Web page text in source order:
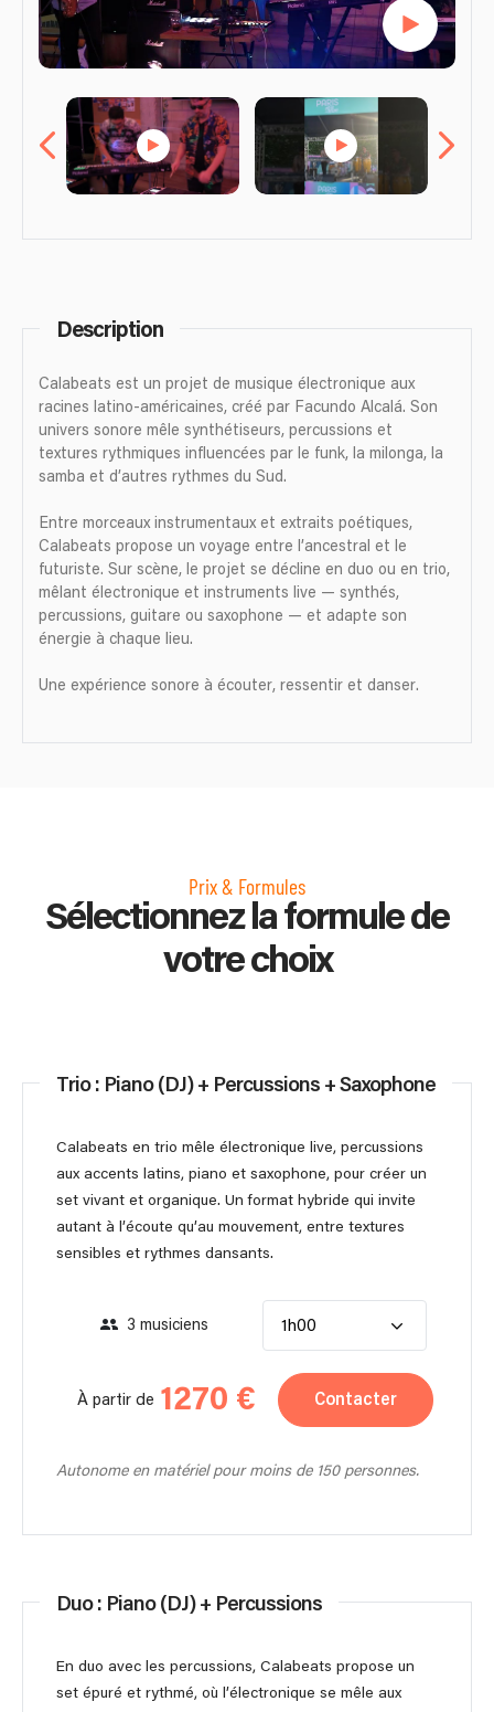
Description
Calabeats est un projet de musique électronique aux
racines latino-américaines, créé par Facundo Alcalá. Son
univers sonore mêle synthétiseurs, percussions et
textures rythmiques influencées par le funk, la milonga, la
samba et d’autres rythmes du Sud.
Entre morceaux instrumentaux et extraits poétiques,
Calabeats propose un voyage entre l’ancestral et le
futuriste. Sur scène, le projet se décline en duo ou en trio,
mêlant électronique et instruments live — synthés,
percussions, guitare ou saxophone — et adapte son
énergie à chaque lieu.
Une expérience sonore à écouter, ressentir et danser.
Prix & Formules
Sélectionnez la formule de
votre choix
Trio : Piano (DJ) + Percussions + Saxophone
Calabeats en trio mêle électronique live, percussions
aux accents latins, piano et saxophone, pour créer un
set vivant et organique. Un format hybride qui invite
autant à l’écoute qu’au mouvement, entre textures
sensibles et rythmes dansants.
3 musiciens 1h00
À partir de 1270 € Contacter
Autonome en matériel pour moins de 150 personnes.
Duo : Piano (DJ) + Percussions
En duo avec les percussions, Calabeats propose un
set épuré et rythmé, où l’électronique se mêle aux